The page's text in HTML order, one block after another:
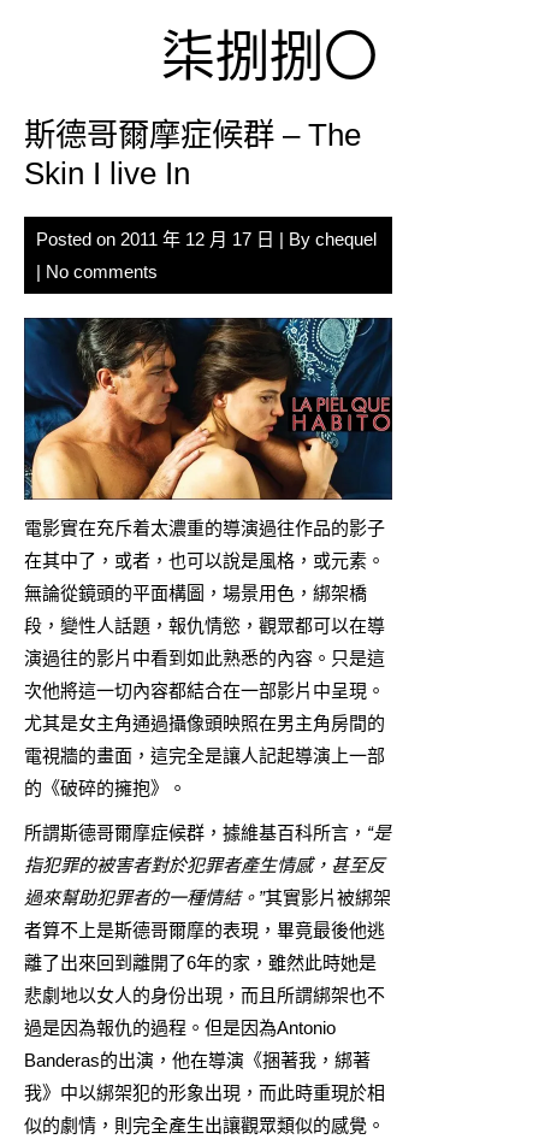
柒捌捌〇
斯德哥爾摩症候群 – The
Skin I live In
Posted on 2011 年 12 月 17 日 | By chequel
| No comments
電影實在充斥着太濃重的導演過往作品的影子
在其中了，或者，也可以說是風格，或元素。
無論從鏡頭的平面構圖，場景用色，綁架橋
段，變性人話題，報仇情慾，觀眾都可以在導
演過往的影片中看到如此熟悉的內容。只是這
次他將這一切內容都結合在一部影片中呈現。
尤其是女主角通過攝像頭映照在男主角房間的
電視牆的畫面，這完全是讓人記起導演上一部
的《破碎的擁抱》。
所謂斯德哥爾摩症候群，據維基百科所言， “是
指犯罪的被害者對於犯罪者產生情感，甚至反
過來幫助犯罪者的一種情結。”其實影片被綁架
者算不上是斯德哥爾摩的表現，畢竟最後他逃
離了出來回到離開了6年的家，雖然此時她是
悲劇地以女人的身份出現，而且所謂綁架也不
過是因為報仇的過程。但是因為Antonio
Banderas的出演，他在導演《捆著我，綁著
我》中以綁架犯的形象出現，而此時重現於相
似的劇情，則完全產生出讓觀眾類似的感覺。